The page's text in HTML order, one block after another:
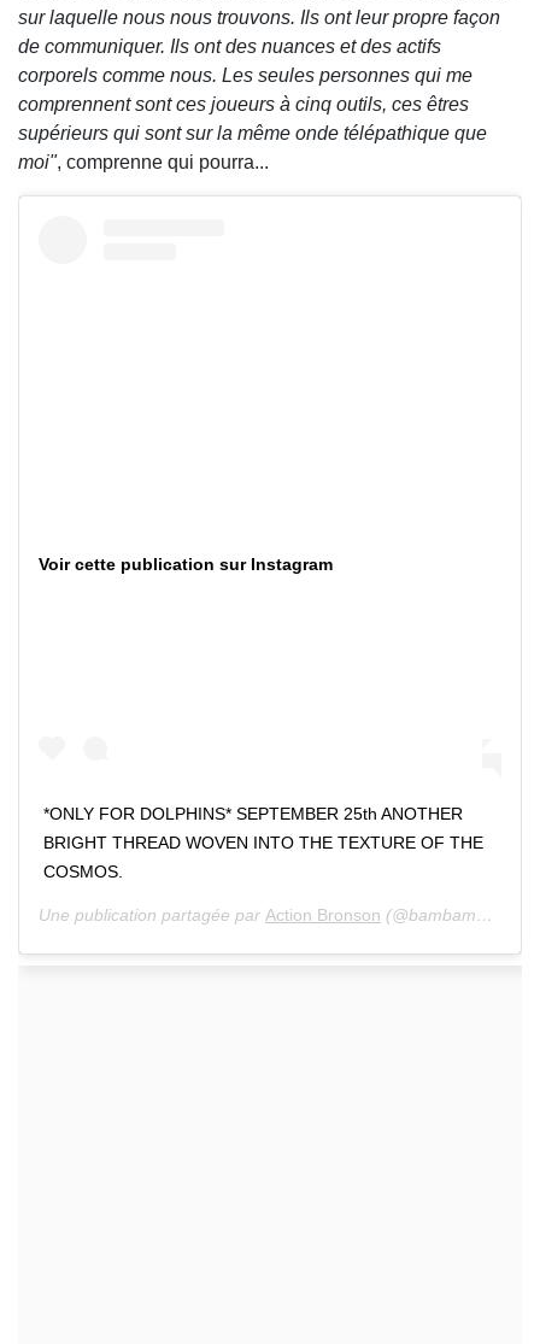
sur laquelle nous nous trouvons. Ils ont leur propre façon
de communiquer. Ils ont des nuances et des actifs
corporels comme nous. Les seules personnes qui me
comprennent sont ces joueurs à cinq outils, ces êtres
supérieurs qui sont sur la même onde télépathique que
moi", comprenne qui pourra...
Voir cette publication sur Instagram
*ONLY FOR DOLPHINS* SEPTEMBER 25th ANOTHER
BRIGHT THREAD WOVEN INTO THE TEXTURE OF THE
COSMOS.
Une publication partagée par Action Bronson (@bambambaklava) le 9 Sept. 2020 à 2 :35 PDT